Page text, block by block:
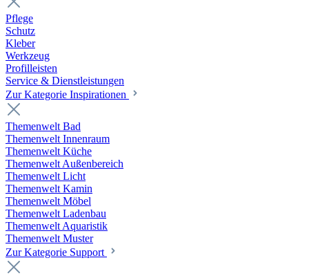
Pflege
Schutz
Kleber
Werkzeug
Profilleisten
Service & Dienstleistungen
Zur Kategorie Inspirationen
Themenwelt Bad
Themenwelt Innenraum
Themenwelt Küche
Themenwelt Außenbereich
Themenwelt Licht
Themenwelt Kamin
Themenwelt Möbel
Themenwelt Ladenbau
Themenwelt Aquaristik
Themenwelt Muster
Zur Kategorie Support